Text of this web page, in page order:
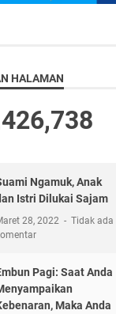
HALAMAN
Ngamuk, Anak
Istri Dilukai Sajam
28, 2022
Tidak ada
Pagi: Saat Anda
Maka Anda